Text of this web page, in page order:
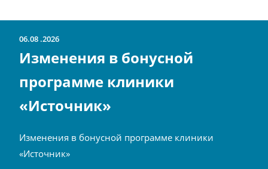
06.08 2026
Изменения в бонусной
программе клиники
«Источник»
Изменения в бонусной программе клиники
«Источник»